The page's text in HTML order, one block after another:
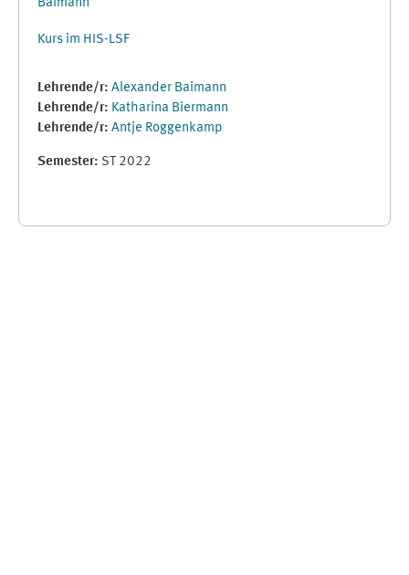
Baimann
Kurs im HIS-LSF
Lehrende/r: Alexander Baimann
Lehrende/r: Katharina Biermann
Lehrende/r: Antje Roggenkamp
Semester: ST 2022